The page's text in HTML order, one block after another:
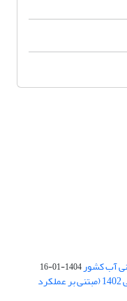
آب کشور1404-01-16
کسب رتبه الف مجلات علمی پژوهشی در ارزیابی 1402 (مبتنی بر عملکرد